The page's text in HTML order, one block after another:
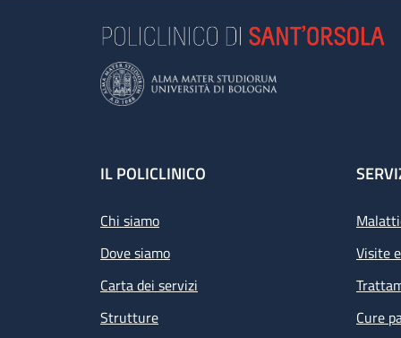
Footer
IL POLICLINICO
Chi siamo
Dove siamo
Carta dei servizi
Strutture
Visite
Cure